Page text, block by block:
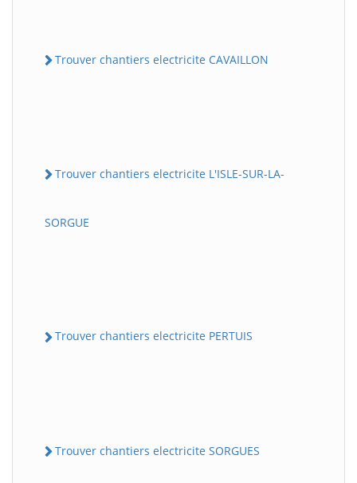
Trouver chantiers electricite CAVAILLON
Trouver chantiers electricite L'ISLE-SUR-LA-
SORGUE
Trouver chantiers electricite PERTUIS
Trouver chantiers electricite SORGUES